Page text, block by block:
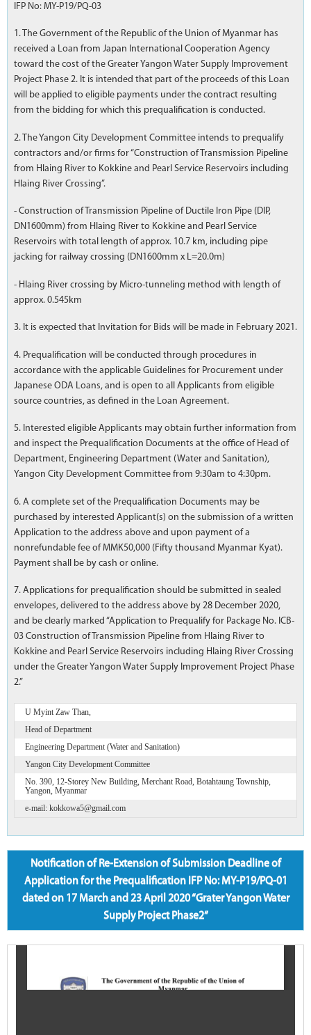
IFP No: MY-P19/PQ-03
1. The Government of the Republic of the Union of Myanmar has
received a Loan from Japan International Cooperation Agency
toward the cost of the Greater Yangon Water Supply Improvement
Project Phase 2. It is intended that part of the proceeds of this Loan
will be applied to eligible payments under the contract resulting
from the bidding for which this prequalification is conducted.
2. The Yangon City Development Committee intends to prequalify
contractors and/or firms for “Construction of Transmission Pipeline
from Hlaing River to Kokkine and Pearl Service Reservoirs including
Hlaing River Crossing”.
- Construction of Transmission Pipeline of Ductile Iron Pipe (DIP,
DN1600mm) from Hlaing River to Kokkine and Pearl Service
Reservoirs with total length of approx. 10.7 km, including pipe
jacking for railway crossing (DN1600mm x L=20.0m)
- Hlaing River crossing by Micro-tunneling method with length of
approx. 0.545km
3. It is expected that Invitation for Bids will be made in February 2021.
4. Prequalification will be conducted through procedures in
accordance with the applicable Guidelines for Procurement under
Japanese ODA Loans, and is open to all Applicants from eligible
source countries, as defined in the Loan Agreement.
5. Interested eligible Applicants may obtain further information from
and inspect the Prequalification Documents at the office of Head of
Department, Engineering Department (Water and Sanitation),
Yangon City Development Committee from 9:30am to 4:30pm.
6. A complete set of the Prequalification Documents may be
purchased by interested Applicant(s) on the submission of a written
Application to the address above and upon payment of a
nonrefundable fee of MMK50,000 (Fifty thousand Myanmar Kyat).
Payment shall be by cash or online.
7. Applications for prequalification should be submitted in sealed
envelopes, delivered to the address above by 28 December 2020,
and be clearly marked “Application to Prequalify for Package No. ICB-
03 Construction of Transmission Pipeline from Hlaing River to
Kokkine and Pearl Service Reservoirs including Hlaing River Crossing
under the Greater Yangon Water Supply Improvement Project Phase
2.”
U Myint Zaw Than,
Head of Department
Engineering Department (Water and Sanitation)
Yangon City Development Committee
No. 390, 12-Storey New Building, Merchant Road, Botahtaung Township,
Yangon, Myanmar
e-mail: kokkowa5@gmail.com
Notification of Re-Extension of Submission Deadline of
Application for the Prequalification IFP No: MY-P19/PQ-01
dated on 17 March and 23 April 2020 “Grater Yangon Water
Supply Project Phase2“